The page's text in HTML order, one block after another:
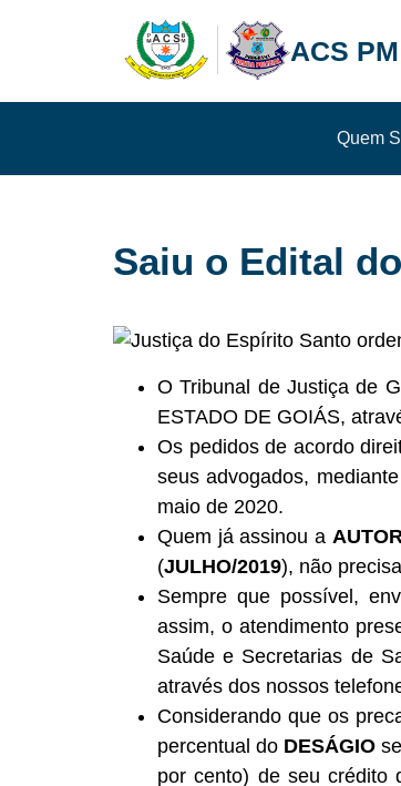
ACS
Quem
Saiu o Edital
O Tribunal de Justiça de
ESTADO DE GOIÁS,
Os pedidos de acordo
seus advogados,
maio de 2020.
Quem já assinou a
(JULHO/2019), não
Sempre que possível,
assim, o atendimento
Saúde e Secretarias de
através dos nossos
Considerando que os
percentual do DESÁGIO
por cento) de seu crédito